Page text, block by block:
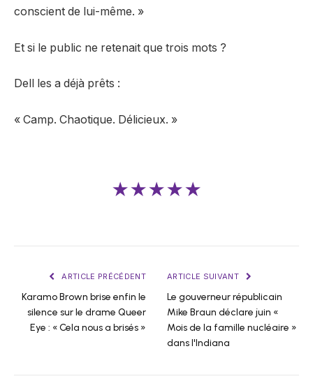
conscient de lui-même. »
Et si le public ne retenait que trois mots ?
Dell les a déjà prêts :
« Camp. Chaotique. Délicieux. »
★★★★★
ARTICLE PRÉCÉDENT
Karamo Brown brise enfin le
silence sur le drame Queer
Eye : « Cela nous a brisés »
ARTICLE SUIVANT
Le gouverneur républicain
Mike Braun déclare juin «
Mois de la famille nucléaire »
dans l'Indiana